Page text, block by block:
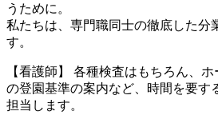
うために。
私たちは、専門職同士の徹底した分
す。
【看護師】 各種検査はもちろん、
の登園基準の案内など、時間を要す
担当します。